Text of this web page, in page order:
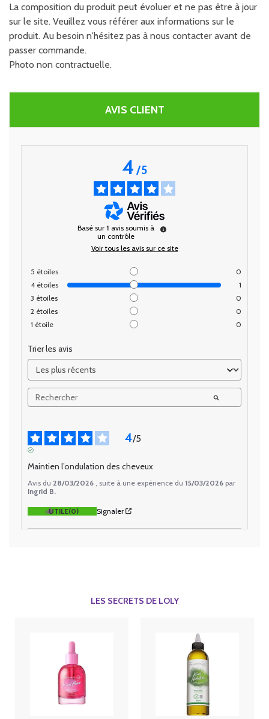
La composition du produit peut évoluer et ne pas être à jour
sur le site. Veuillez vous référer aux informations sur le
produit. Au besoin n'hésitez pas à nous contacter avant de
passer commande.
Photo non contractuelle.
AVIS CLIENT
4/5
Basé sur 1 avis soumis à
un contrôle
Voir tous les avis sur ce site
5 étoiles
0
4 étoiles
1
3 étoiles
0
2 étoiles
0
1 étoile 0
Trier les avis
4/5
Maintien l’ondulation des cheveux
Avis du 28/03/2026 , suite à une expérience du 15/03/2026 par
Ingrid B.
UTILE(0) Signaler
LES SECRETS DE LOLY